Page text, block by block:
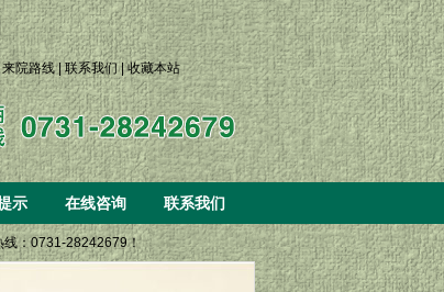
来院路线|联系我们|收藏本站
示 在线咨询 联系我们
线：0731-28242679！